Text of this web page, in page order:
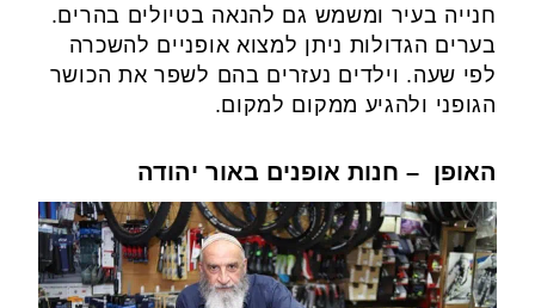
חנייה בעיר ומשמש גם להנאה בטיולים בהרים.
בערים הגדולות ניתן למצוא אופניים להשכרה
לפי שעה. וילדים נעזרים בהם לשפר את הכושר
הגופני ולהגיע ממקום למקום.
האופן – חנות אופנים באור יהודה